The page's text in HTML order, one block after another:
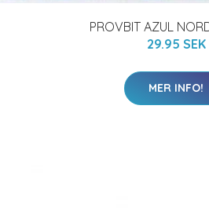
PROVBIT AZUL
29.95 SEK
MER INFO!